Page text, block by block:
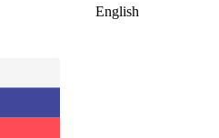
English